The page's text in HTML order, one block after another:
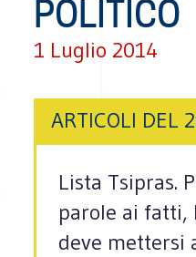
POLITICO
1 Luglio 2014
ARTICOLI DEL
Lista Tsipras.
parole ai fatti,
deve mettersi